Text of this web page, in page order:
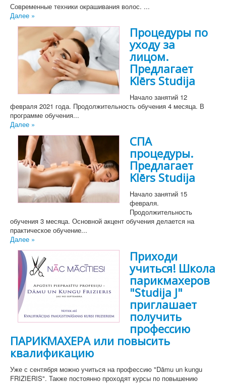
Современные техники окрашивания волос. ...
Далее »
Процедуры по
уходу за
лицом.
Предлагает
Klērs Studija
Начало занятий 12
февраля 2021 года. Продолжительность обучения 4 месяца. В
программе обучения...
Далее »
СПА
процедуры.
Предлагает
Klērs Studija
Начало занятий 15
февраля.
Продолжительность
обучения 3 месяца. Основной акцент обучения делается на
практическое обучение...
Далее »
Приходи
учиться! Школа
парикмахеров
"Studija J"
приглашает
получить
профессию
ПАРИКМАХЕРА или повысить
квалификацию
Уже с сентября можно учиться на профессию "Dāmu un kungu
FRIZIERIS". Также постоянно проходят курсы по повышению